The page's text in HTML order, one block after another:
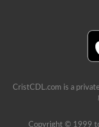
CristCDL.com is a
Copyright © 1999